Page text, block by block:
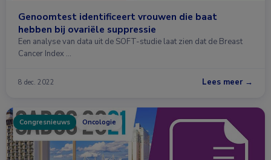
Genoomtest identificeert vrouwen die baat
hebben bij ovariële suppressie
Een analyse van data uit de SOFT-studie laat zien dat de Breast
Cancer Index …
8 dec. 2022 Lees meer →
Congresnieuws Oncologie